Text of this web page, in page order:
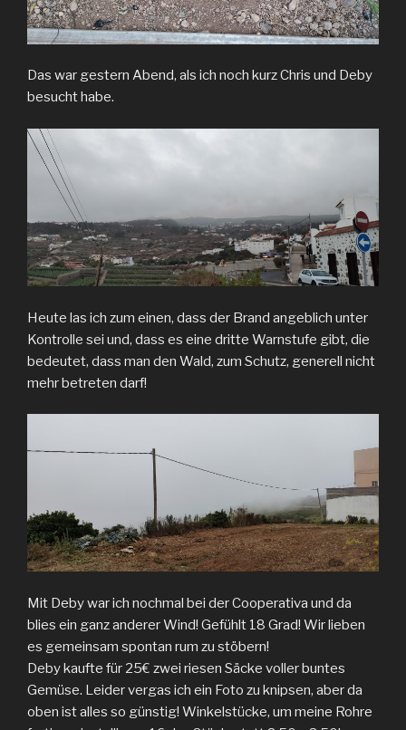
Das war gestern Abend, als ich noch kurz Chris und Deby
besucht habe.
Heute las ich zum einen, dass der Brand angeblich unter
Kontrolle sei und, dass es eine dritte Warnstufe gibt, die
bedeutet, dass man den Wald, zum Schutz, generell nicht
mehr betreten darf!
Mit Deby war ich nochmal bei der Cooperativa und da
blies ein ganz anderer Wind! Gefühlt 18 Grad! Wir lieben
es gemeinsam spontan rum zu stöbern!
Deby kaufte für 25€ zwei riesen Säcke voller buntes
Gemüse. Leider vergas ich ein Foto zu knipsen, aber da
oben ist alles so günstig! Winkelstücke, um meine Rohre